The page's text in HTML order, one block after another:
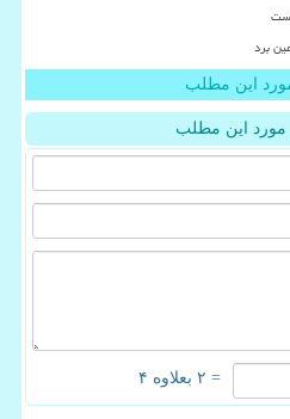
برد
مورد این مطلب
مورد این مطلب
= ۲ بعلاوه ۴